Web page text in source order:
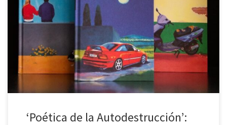
Juarma (Deifontes, Granada, 1981) empezó su trayectoria
haciendo fanzines y se consolidó como ilustrador y viñetista en
revistas como El Jueves. Y ha sabido transformar su mirada punk
en una voz literaria única al escribir como él lo hace: con un ritmo
visual, humano, rápido y sincero. Tras Al final […]
‘Poética de la Autodestrucción’: